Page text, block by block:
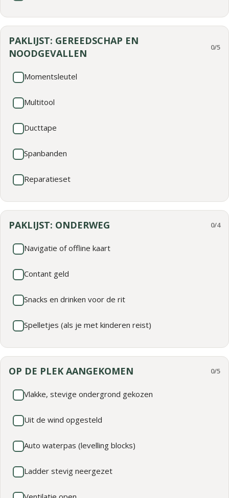
PAKLIJST: GEREEDSCHAP EN
NOODGEVALLEN
0/5
Momentsleutel
Multitool
Ducttape
Spanbanden
Reparatieset
PAKLIJST: ONDERWEG 0/4
Navigatie of offline kaart
Contant geld
Snacks en drinken voor de rit
Spelletjes (als je met kinderen reist)
OP DE PLEK AANGEKOMEN 0/5
Vlakke, stevige ondergrond gekozen
Uit de wind opgesteld
Auto waterpas (levelling blocks)
Ladder stevig neergezet